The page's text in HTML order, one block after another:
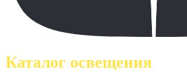
Каталог освещения